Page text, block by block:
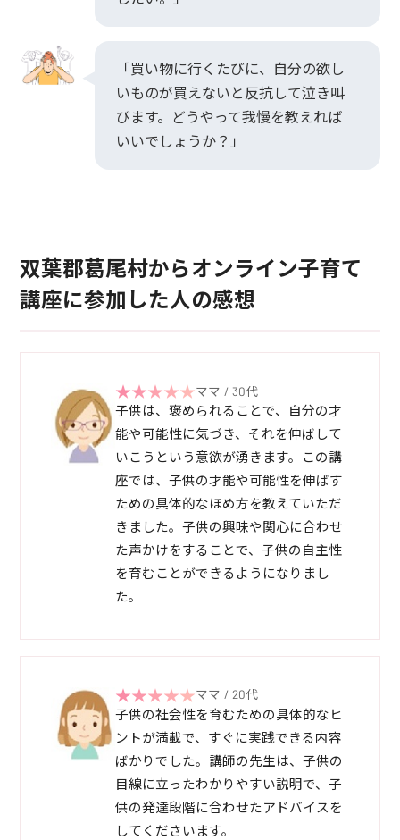
「買い物に行くたびに、自分の欲し
いものが買えないと反抗して泣き叫
びます。どうやって我慢を教えれば
いいでしょうか？」
双葉郡葛尾村からオンライン子育て
講座に参加した人の感想
ママ / 30代
子供は、褒められることで、自分の才
能や可能性に気づき、それを伸ばして
いこうという意欲が湧きます。この講
座では、子供の才能や可能性を伸ばす
ための具体的なほめ方を教えていただ
きました。子供の興味や関心に合わせ
た声かけをすることで、子供の自主性
を育むことができるようになりまし
た。
ママ / 20代
子供の社会性を育むための具体的なヒ
ントが満載で、すぐに実践できる内容
ばかりでした。講師の先生は、子供の
目線に立ったわかりやすい説明で、子
供の発達段階に合わせたアドバイスを
してくださいます。